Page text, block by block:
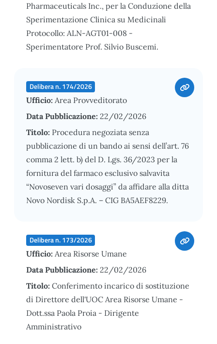
Pharmaceuticals Inc., per la Conduzione della
Sperimentazione Clinica su Medicinali
Protocollo: ALN-AGT01-008 -
Sperimentatore Prof. Silvio Buscemi.
Delibera n. 174/2026
Ufficio: Area Provveditorato
Data Pubblicazione: 22/02/2026
Titolo: Procedura negoziata senza
pubblicazione di un bando ai sensi dell’art. 76
comma 2 lett. b) del D. Lgs. 36/2023 per la
fornitura del farmaco esclusivo salvavita
“Novoseven vari dosaggi” da affidare alla ditta
Novo Nordisk S.p.A. – CIG BA5AEF8229.
Delibera n. 173/2026
Ufficio: Area Risorse Umane
Data Pubblicazione: 22/02/2026
Titolo: Conferimento incarico di sostituzione
di Direttore dell'UOC Area Risorse Umane -
Dott.ssa Paola Proia - Dirigente
Amministrativo